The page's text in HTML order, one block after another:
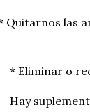
Quitarnos las
* Eliminar o
Hay